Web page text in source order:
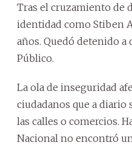
Tras el cruzamiento de
identidad como Stiben
años. Quedó detenido
Público.
La ola de inseguridad
ciudadanos que a diario
las calles o comercios.
Nacional no encontró